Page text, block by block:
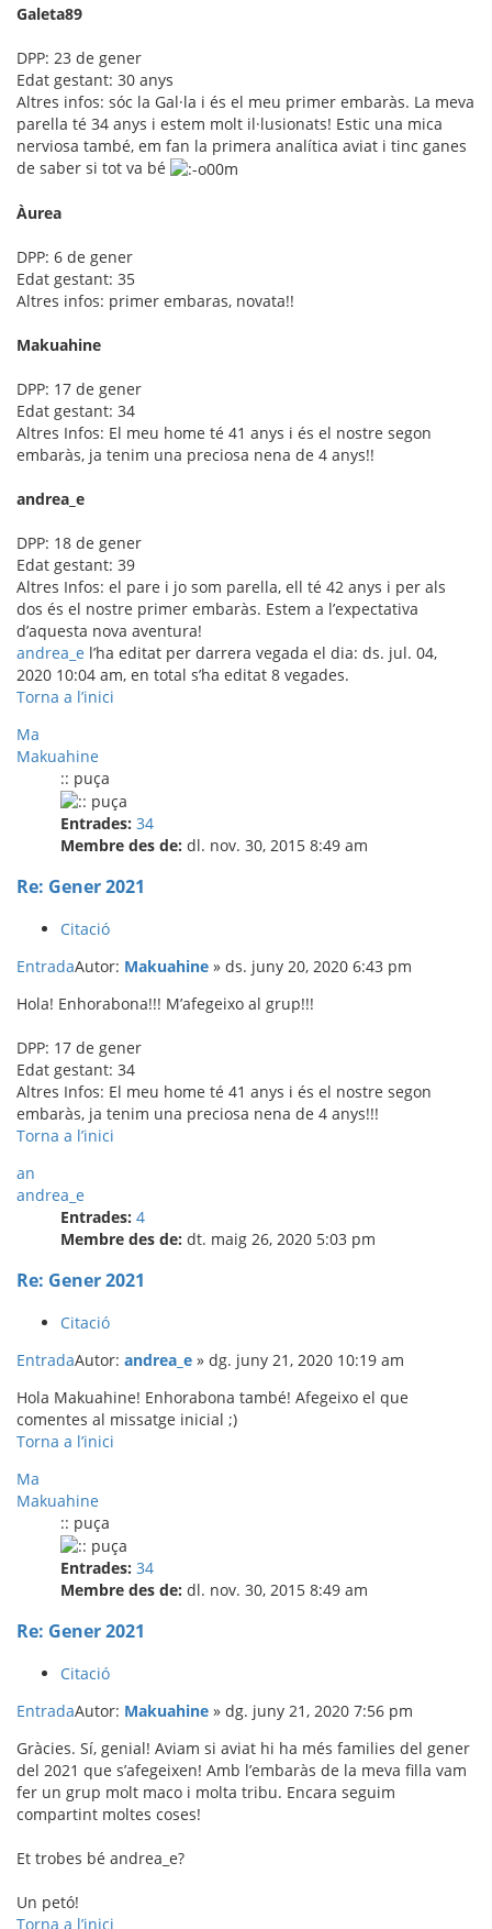
Galeta89
DPP: 23 de gener
Edat gestant: 30 anys
Altres infos: sóc la Gal·la i és el meu primer embaràs. La meva
parella té 34 anys i estem molt il·lusionats! Estic una mica
nerviosa també, em fan la primera analítica aviat i tinc ganes
de saber si tot va bé
Àurea
DPP: 6 de gener
Edat gestant: 35
Altres infos: primer embaras, novata!!
Makuahine
DPP: 17 de gener
Edat gestant: 34
Altres Infos: El meu home té 41 anys i és el nostre segon
embaràs, ja tenim una preciosa nena de 4 anys!!
andrea_e
DPP: 18 de gener
Edat gestant: 39
Altres Infos: el pare i jo som parella, ell té 42 anys i per als
dos és el nostre primer embaràs. Estem a l’expectativa
d’aquesta nova aventura!
andrea_e l’ha editat per darrera vegada el dia: ds. jul. 04,
2020 10:04 am, en total s’ha editat 8 vegades.
Torna a l’inici
Ma
Makuahine
:: puça
Entrades: 34
Membre des de: dl. nov. 30, 2015 8:49 am
Re: Gener 2021
Citació
EntradaAutor: Makuahine » ds. juny 20, 2020 6:43 pm
Hola! Enhorabona!!! M’afegeixo al grup!!!
DPP: 17 de gener
Edat gestant: 34
Altres Infos: El meu home té 41 anys i és el nostre segon
embaràs, ja tenim una preciosa nena de 4 anys!!!
Torna a l’inici
an
andrea_e
Entrades: 4
Membre des de: dt. maig 26, 2020 5:03 pm
Re: Gener 2021
Citació
EntradaAutor: andrea_e » dg. juny 21, 2020 10:19 am
Hola Makuahine! Enhorabona també! Afegeixo el que
comentes al missatge inicial ;)
Torna a l’inici
Ma
Makuahine
:: puça
Entrades: 34
Membre des de: dl. nov. 30, 2015 8:49 am
Re: Gener 2021
Citació
EntradaAutor: Makuahine » dg. juny 21, 2020 7:56 pm
Gràcies. Sí, genial! Aviam si aviat hi ha més families del gener
del 2021 que s’afegeixen! Amb l’embaràs de la meva filla vam
fer un grup molt maco i molta tribu. Encara seguim
compartint moltes coses!
Et trobes bé andrea_e?
Un petó!
Torna a l’inici